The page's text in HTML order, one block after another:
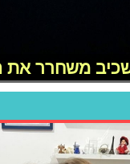
שכיב משחרר את